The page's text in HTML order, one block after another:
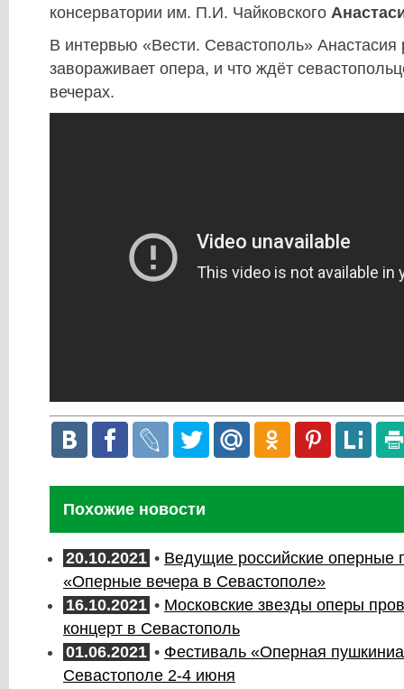
консерватории им. П.И. Чайковского
В интервью «Вести. Севастополь» Анастасия
завораживает опера, и что ждёт
вечерах.
Похожие новости
20.10.2021 • Ведущие российские оперные
«Оперные вечера в Севастополе»
16.10.2021 • Московские звезды оперы
концерт в Севастополь
01.06.2021 • Фестиваль «Оперная
Севастополе 2-4 июня